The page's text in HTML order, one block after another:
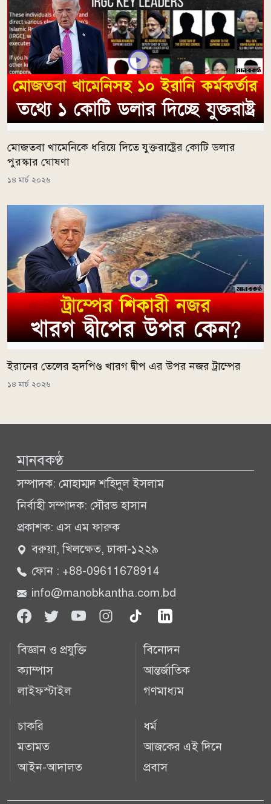
মোজতবা খামেনিকে ধরিয়ে দিতে যুক্তরাষ্ট্রের কোটি ডলার
পুরস্কার ঘোষণা
১৪ মার্চ ২০২৬
ইরানের তেলের হৃদপিণ্ড খারগ দ্বীপ এর উপর নজর ট্রাম্পের
১৪ মার্চ ২০২৬
মানবকণ্ঠ
সম্পাদক: মোহাম্মদ শহিদুল ইসলাম
নির্বাহী সম্পাদক: সৌরভ হাসান
প্রকাশক: এস এম ফারুক
বরুয়া, খিলক্ষেত, ঢাকা-১২২৯
ফোন : +88-09611678914
info@manobkantha.com.bd
বিজ্ঞান ও প্রযুক্তি
ক্যাম্পাস
লাইফস্টাইল
বিনোদন
আন্তর্জাতিক
গণমাধ্যম
চাকরি
মতামত
আইন-আদালত
ধর্ম
আজকের এই দিনে
প্রবাস